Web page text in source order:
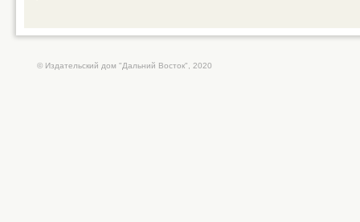
© Издательский дом "Дальний Восток", 2020